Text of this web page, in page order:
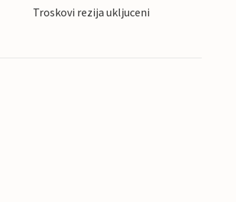
Troskovi rezija ukljuceni